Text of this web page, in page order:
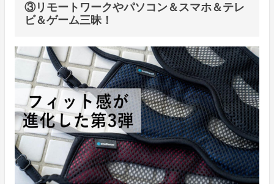
③リモートワークやパソコン＆スマホ＆テレ
ビ＆ゲーム三昧！